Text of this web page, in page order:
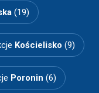
(19)
Kościelisko (9)
Poronin (6)